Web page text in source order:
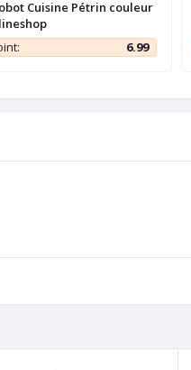
Cuisine Pétrin couleur
6.99